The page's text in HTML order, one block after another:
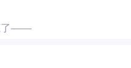
——